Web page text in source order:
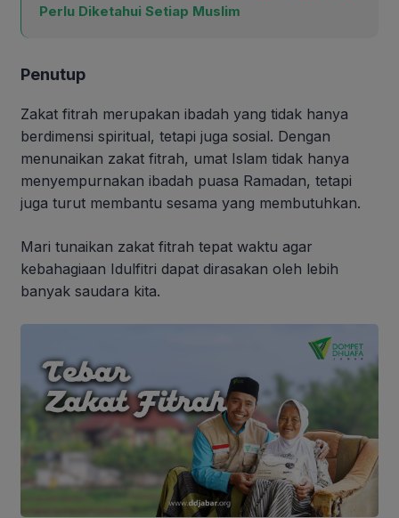
Perlu Diketahui Setiap Muslim
Penutup
Zakat fitrah merupakan ibadah yang tidak hanya
berdimensi spiritual, tetapi juga sosial. Dengan
menunaikan zakat fitrah, umat Islam tidak hanya
menyempurnakan ibadah puasa Ramadan, tetapi
juga turut membantu sesama yang membutuhkan.
Mari tunaikan zakat fitrah tepat waktu agar
kebahagiaan Idulfitri dapat dirasakan oleh lebih
banyak saudara kita.